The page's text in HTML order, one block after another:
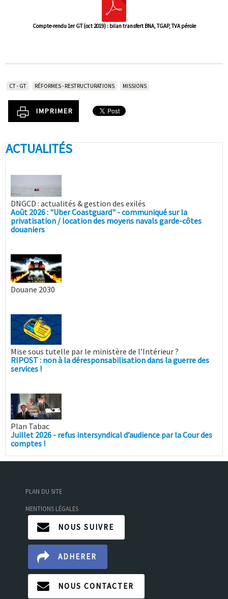
Compte-rendu 1er GT (oct 2019) : bilan transfert BNA, TGAP, TVA pérole
CT - GT RÉFORMES - RESTRUCTURATIONS MISSIONS
IMPRIMER
ACTUALITÉS
DNGCD : actualités & gestion des exilés
Août 2026 : "Uber Coastguard" - communiqué sur la
privatisation / location des moyens navals garde-côtes
douaniers
Douane 2030
Mise sous tutelle par le ministère de l’Intérieur ?
RIPOST : non à la déresponsabilisation dans la guerre des
services !
Plan Tabac
Juillet 2026 - refus intersyndical d’audience par la Cour des
comptes !
PLAN DU SITE
MENTIONS LÉGALES
NOUS SUIVRE
ADHERER
NOUS CONTACTER